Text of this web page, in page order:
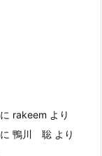
に rakeem より
に 鴨川 聡 より